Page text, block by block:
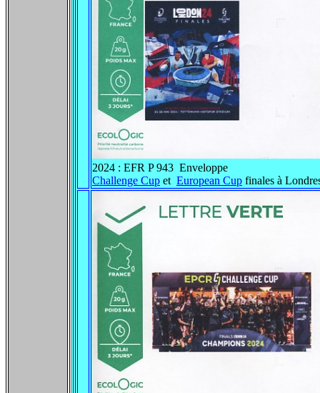
2024 : EFR P 943 Enveloppe
Challenge Cup et European Cup finales à